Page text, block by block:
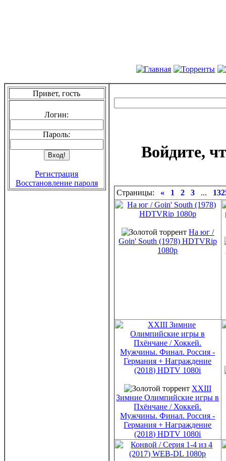
Привет, гость
Логин:
Пароль:
Регистрация
Восстановление пароля
Войдите,
Страницы: « 1 2 3 ...
На юг /
Goin' South (1978) HDTVRip
1080p
XXIII
Зимние Олимпийские игры в
Пхёнчане / Хоккей.
Мужчины. Финал. Россия -
Германия + Награждение
(2018) HDTV 1080i